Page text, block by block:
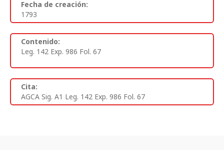
Fecha de creación:
1793
Contenido:
Leg. 142 Exp. 986 Fol. 67
Cita:
AGCA Sig. A1 Leg. 142 Exp. 986 Fol. 67